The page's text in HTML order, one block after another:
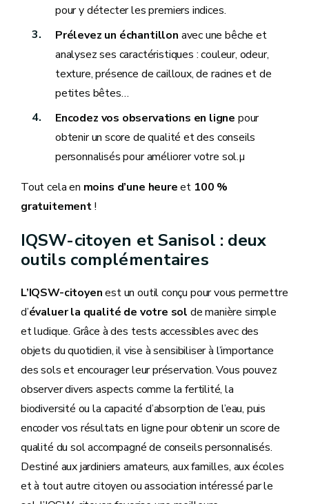
pour y détecter les premiers indices.
Prélevez un échantillon avec une bêche et
analysez ses caractéristiques : couleur, odeur,
texture, présence de cailloux, de racines et de
petites bêtes…
Encodez vos observations en ligne pour
obtenir un score de qualité et des conseils
personnalisés pour améliorer votre sol.µ
Tout cela en moins d’une heureet 100 %
gratuitement!
IQSW-citoyen et Sanisol : deux
outils complémentaires
L’IQSW-citoyenest un outil conçu pour vous permettre
d’évaluer la qualité de votre sol de manière simple
et ludique. Grâce à des tests accessibles avec des
objets du quotidien, il vise à sensibiliser à l’importance
des sols et encourager leur préservation. Vous pouvez
observer divers aspects comme la fertilité, la
biodiversité ou la capacité d’absorption de l’eau, puis
encoder vos résultats en ligne pour obtenir un score de
qualité du sol accompagné de conseils personnalisés.
Destiné aux jardiniers amateurs, aux familles, aux écoles
et à tout autre citoyen ou association intéressé par le